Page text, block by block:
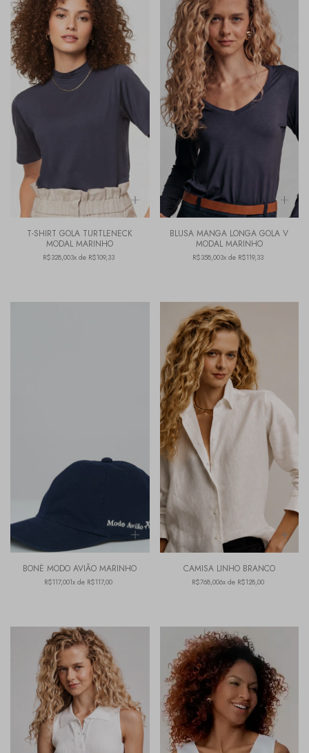
T-SHIRT GOLA TURTLENECK
MODAL MARINHO
R$328,003x de R$109,33
BLUSA MANGA LONGA GOLA V
MODAL MARINHO
R$358,003x de R$119,33
BONÉ MODO AVIÃO MARINHO
R$117,001x de R$117,00
CAMISA LINHO BRANCO
R$768,006x de R$128,00